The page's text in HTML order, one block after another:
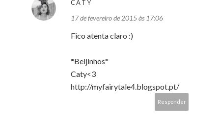
CATY
17 de fevereiro de 2015 às 17:06
Fico atenta claro :)
*Beijinhos*
Caty<3
http://myfairytale4.blogspot.pt/
Responder